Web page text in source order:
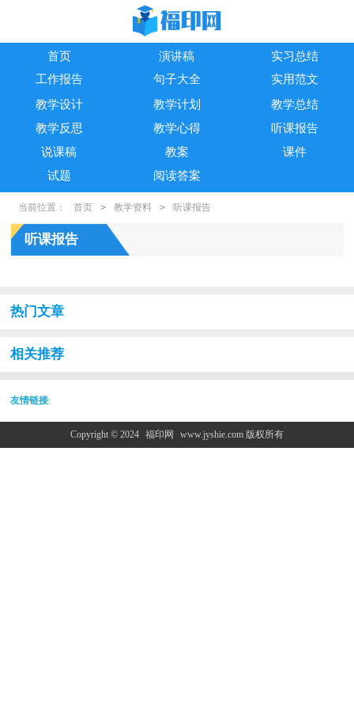
首页 演讲稿
实习总结
工作报告
句子大全
实用范文
教学设计
教学计划
教学总结
教学反思
教学心得
听课报告
说课稿
教案
课件
试题
阅读答案
当前位置： 首页 > 教学资料 > 听课报告
听课报告
热门文章
相关推荐
友情链接:
Copyright © 2024 福印网 www.jyshie.com 版权所有